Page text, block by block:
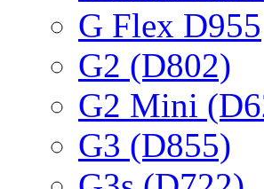
G Flex D955
G2 (D802)
G2 Mini
G3 (D855)